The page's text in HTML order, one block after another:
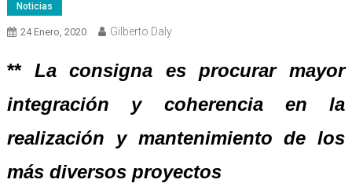
Noticias
24 Enero, 2020 Gilberto Daly
**
La consigna es procurar mayor
integración y coherencia en la
realización y mantenimiento de los
más diversos proyectos